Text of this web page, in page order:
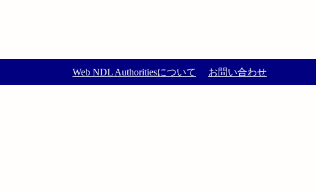
Web NDL Authoritiesについて お問い合わせ